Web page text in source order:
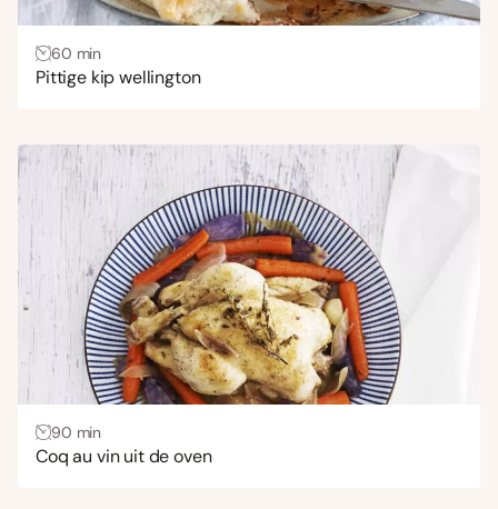
60 min
Pittige kip wellington
90 min
Coq au vin uit de oven